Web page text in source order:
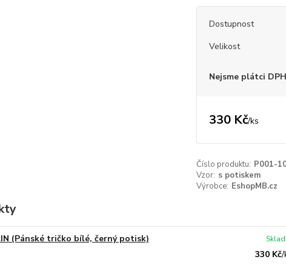
Dostupnost
Velikost
Nejsme plátci DPH
330 Kč/ks
Číslo produktu: P001-
Vzor: s potiskem
Výrobce: EshopMB.cz
(Pánské tričko bílé, černý potisk)
330 Kč/